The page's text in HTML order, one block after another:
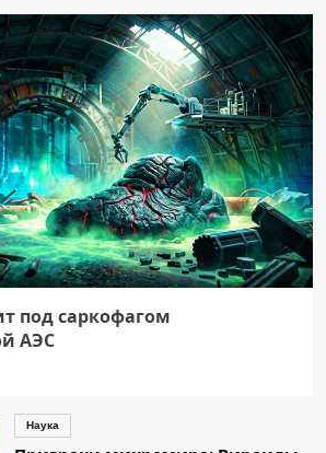
под саркофагом
АЭС
Наука